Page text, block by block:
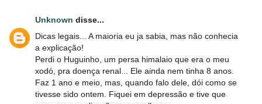
Unknown disse...
Dicas legais... A maioria eu ja sabia, mas não conhecia
a explicação!
Perdi o Huguinho, um persa himalaio que era o meu
xodó, pra doença renal... Ele ainda nem tinha 8 anos.
Faz 1 ano e meio, mas, quando falo dele, dói como se
tivesse sido ontem. Fiquei em depressão e tive que